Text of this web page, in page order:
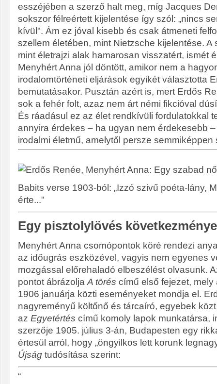
esszéjében a szerző halt meg, míg Jacques
sokszor félreértett kijelentése így szól: „nincs
kívül". Ám ez jóval kisebb és csak átmeneti
szellem életében, mint Nietzsche kijelentése. A
mint életrajzi alak hamarosan visszatért, ismét
Menyhért Anna jól döntött, amikor nem a
irodalomtörténeti eljárások egyikét választotta
bemutatásakor. Pusztán azért is, mert Erdős
sok a fehér folt, azaz nem árt némi fikcióval
És ráadásul ez az élet rendkívüli fordulatokkal
annyira érdekes – ha ugyan nem érdekesebb
irodalmi életmű, amelytől persze semmiképpen
Babits verse 1903-ból: „Izzó szivű poéta-lány,
érte..."
Egy pisztolylövés
Menyhért Anna csomópontok köré rendezi
az időugrás eszközével, vagyis nem egyenes
mozgással előrehaladó elbeszélést olvasunk.
pontot ábrázolja A törés című első fejezet,
1906 januárja közti eseményeket mondja el.
nagyreményű költőnő és tárcaíró, egyebek
az Egyetértés című komoly lapok munkatársa,
szerzője 1905. július 3-án, Budapesten egy
értesül arról, hogy „öngyilkos lett korunk
Újság tudósítása szerint:
“